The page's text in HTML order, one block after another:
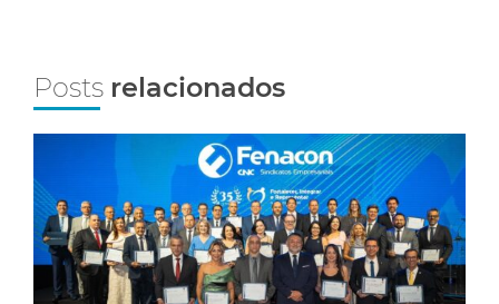
Posts relacionados